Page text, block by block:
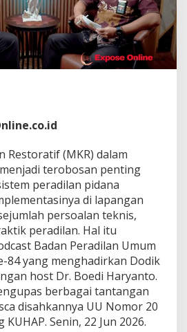
i
k
u
p
t
s
I
n
i
T
a
n
t
a
n
g
a
n
T
Restoratif (MKR) dalam
terobosan penting
peradilan pidana
di lapangan
persoalan teknis,
peradilan. Hal itu
Badan Peradilan Umum
84 yang menghadirkan Dodik
host Dr. Boedi Haryanto.
berbagai tantangan
disahkannya UU Nomor 20
Senin, 22 Jun 2026.